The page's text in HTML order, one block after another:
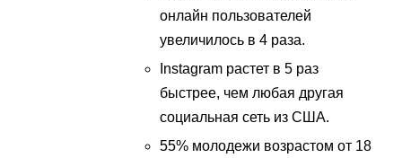
онлайн пользователей
увеличилось в 4 раза.
Instagram растет в 5 раз
быстрее, чем любая другая
социальная сеть из США.
55% молодежи возрастом от 18